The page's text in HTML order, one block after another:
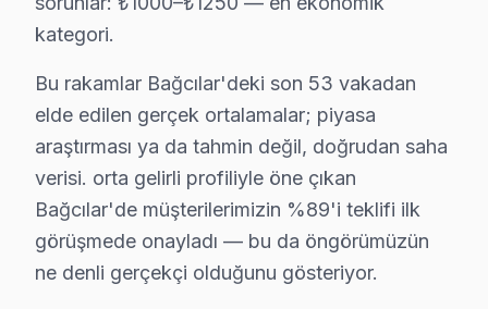
✓ 15+ Yıl Deneyim
✓ Yazılı Garanti Belgesi
✓ Ücretsiz Arıza Tespiti
Bağcılar, İstanbul'un köklü ilçelerinden biri olup
Hitachi Devre Mimarisi: Bağcılar Teknisyen
Hitachi, televizyonlarında genellikle yüksek kaliteli
kategori.
Bu rakamlar Bağcılar'deki son 53 vakadan
elde edilen gerçek ortalamalar; piyasa
araştırması ya da tahmin değil, doğrudan saha
verisi. orta gelirli profiliyle öne çıkan
Bağcılar'de müşterilerimizin %89'i teklifi ilk
görüşmede onayladı — bu da öngörümüzün
ne denli gerçekçi olduğunu gösteriyor.